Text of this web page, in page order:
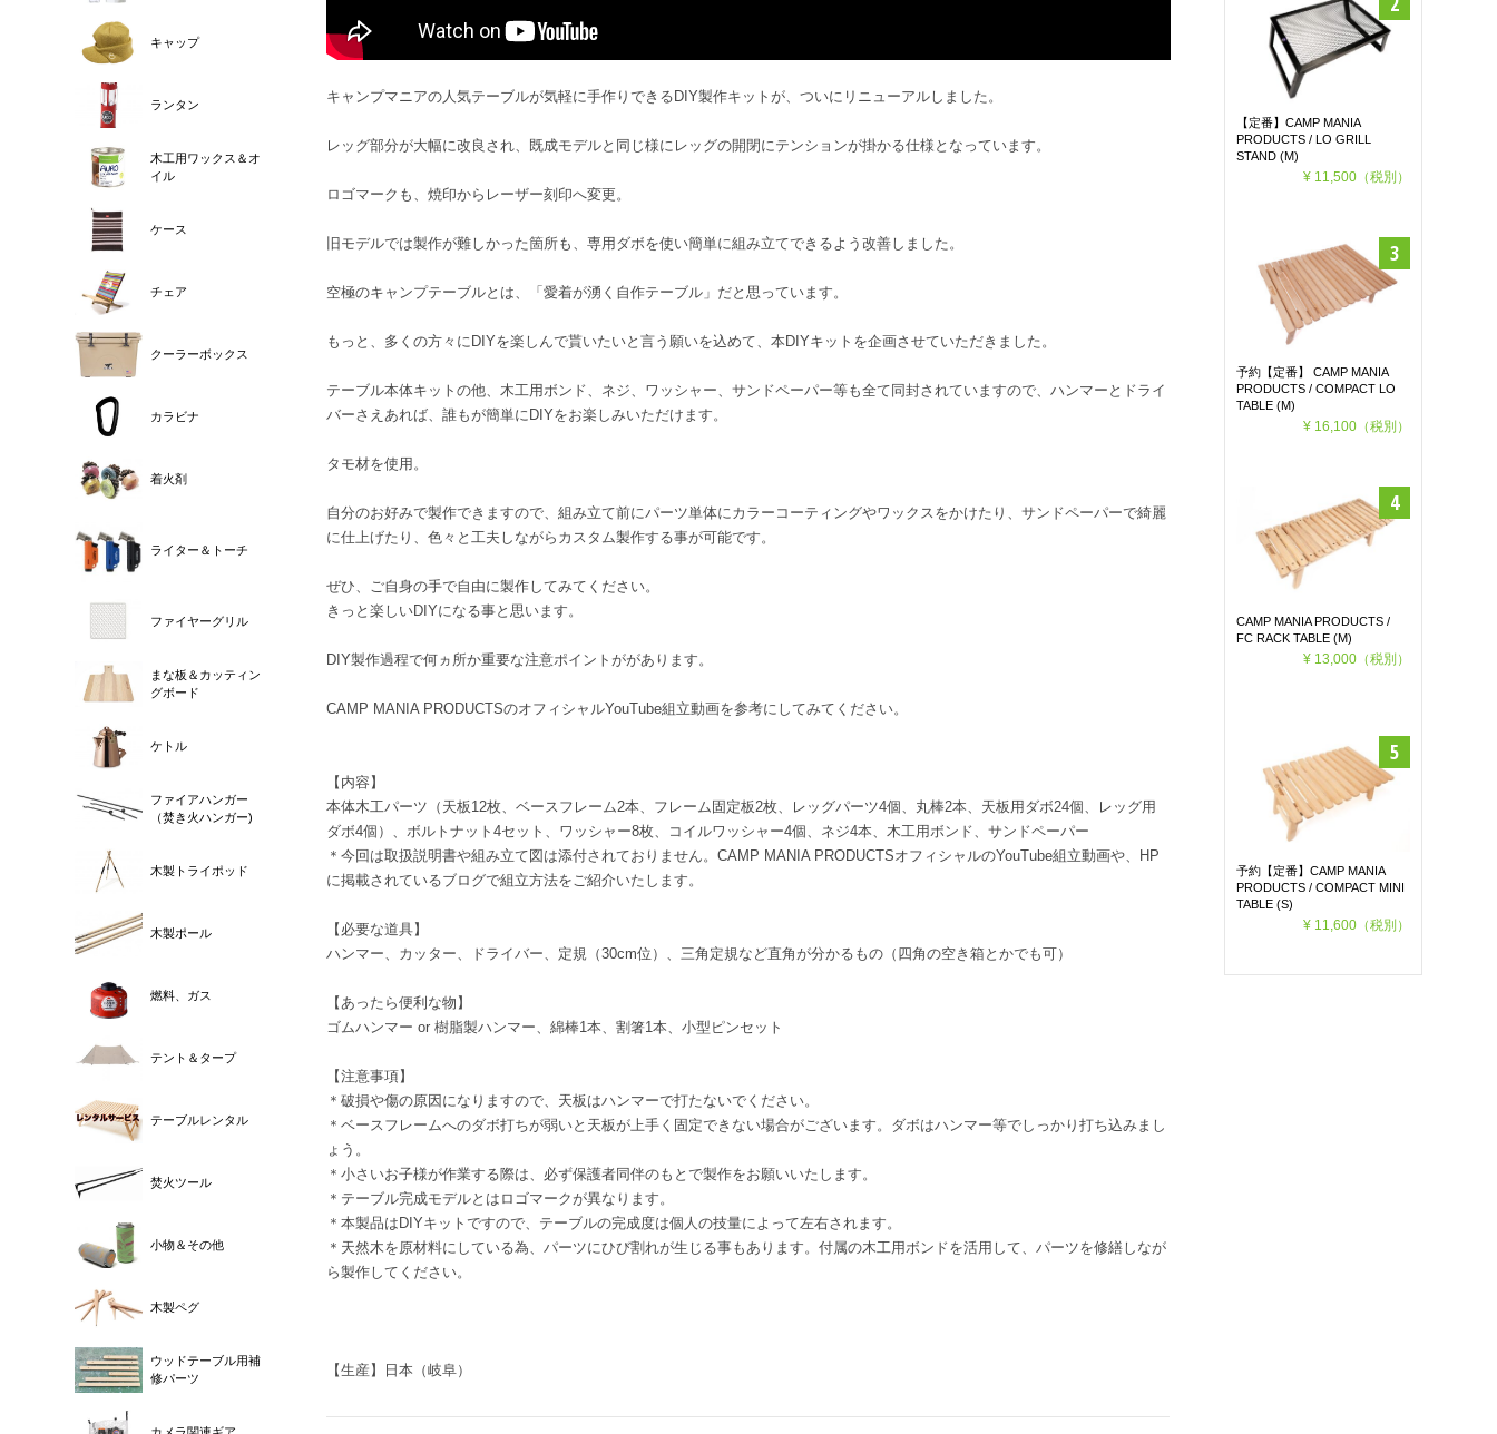
キャンプマニアの人気テーブルが気軽に手作りできるDIY製作キットが、ついにリニューアルしました。
レッグ部分が大幅に改良され、既成モデルと同じ様にレッグの開閉にテンションが掛かる仕様となっています。
ロゴマークも、焼印からレーザー刻印へ変更。
旧モデルでは製作が難しかった箇所も、専用ダボを使い簡単に組み立てできるよう改善しました。
空極のキャンプテーブルとは、「愛着が湧く自作テーブル」だと思っています。
もっと、多くの方々にDIYを楽しんで貰いたいと言う願いを込めて、本DIYキットを企画させていただきました。
テーブル本体キットの他、木工用ボンド、ネジ、ワッシャー、サンドペーパー等も全て同封されていますので、ハンマーとドライ
バーさえあれば、誰もが簡単にDIYをお楽しみいただけます。
タモ材を使用。
自分のお好みで製作できますので、組み立て前にパーツ単体にカラーコーティングやワックスをかけたり、サンドペーパーで綺麗
に仕上げたり、色々と工夫しながらカスタム製作する事が可能です。
ぜひ、ご自身の手で自由に製作してみてください。
きっと楽しいDIYになる事と思います。
DIY製作過程で何ヵ所か重要な注意ポイントががあります。
CAMP MANIA PRODUCTSのオフィシャルYouTube組立動画を参考にしてみてください。
【内容】
本体木工パーツ（天板12枚、ベースフレーム2本、フレーム固定板2枚、レッグパーツ4個、丸棒2本、天板用ダボ24個、レッグ用
ダボ4個）、ボルトナット4セット、ワッシャー8枚、コイルワッシャー4個、ネジ4本、木工用ボンド、サンドペーパー
＊今回は取扱説明書や組み立て図は添付されておりません。CAMP MANIA PRODUCTSオフィシャルのYouTube組立動画や、HP
に掲載されているブログで組立方法をご紹介いたします。
【必要な道具】
ハンマー、カッター、ドライバー、定規（30cm位）、三角定規など直角が分かるもの（四角の空き箱とかでも可）
【あったら便利な物】
ゴムハンマー or 樹脂製ハンマー、綿棒1本、割箸1本、小型ピンセット
【注意事項】
＊破損や傷の原因になりますので、天板はハンマーで打たないでください。
＊ベースフレームへのダボ打ちが弱いと天板が上手く固定できない場合がございます。ダボはハンマー等でしっかり打ち込みまし
ょう。
＊小さいお子様が作業する際は、必ず保護者同伴のもとで製作をお願いいたします。
＊テーブル完成モデルとはロゴマークが異なります。
＊本製品はDIYキットですので、テーブルの完成度は個人の技量によって左右されます。
＊天然木を原材料にしている為、パーツにひび割れが生じる事もあります。付属の木工用ボンドを活用して、パーツを修繕しなが
ら製作してください。
【生産】日本（岐阜）
キャップ
ランタン
木工用ワックス＆オ
イル
ケース
チェア
クーラーボックス
カラビナ
着火剤
ライター＆トーチ
ファイヤーグリル
まな板＆カッティン
グボード
ケトル
ファイアハンガー
（焚き火ハンガー)
木製トライポッド
木製ポール
燃料、ガス
テント＆タープ
テーブルレンタル
焚火ツール
小物＆その他
木製ペグ
ウッドテーブル用補
修パーツ
【定番】CAMP MANIA
PRODUCTS / LO GRILL
STAND (M)
¥ 11,500（税別）
予約【定番】 CAMP MANIA
PRODUCTS / COMPACT LO
TABLE (M)
¥ 16,100（税別）
CAMP MANIA PRODUCTS /
FC RACK TABLE (M)
¥ 13,000（税別）
予約【定番】CAMP MANIA
PRODUCTS / COMPACT MINI
TABLE (S)
¥ 11,600（税別）